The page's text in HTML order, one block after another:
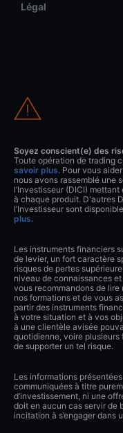
Légal
Soyez conscient(e) des
Toute opération de trading
savoir plus. Pour vous
nous avons rassemblé une
l’Investisseur (DICI)
à chaque produit. D'autres
l’Investisseur sont
plus.
Les instruments financiers
de levier, un fort caractère
risques de pertes
niveau de connaissances
vous recommandons de
nos formations et de vous
partir des instruments
à votre situation et à vos
à une clientèle avisée
quotidienne, voire plusieurs
de supporter un tel risque.
Les informations
communiquées à titre
d’investissement, ni une
doit en aucun cas servir de
incitation à s’engager dans